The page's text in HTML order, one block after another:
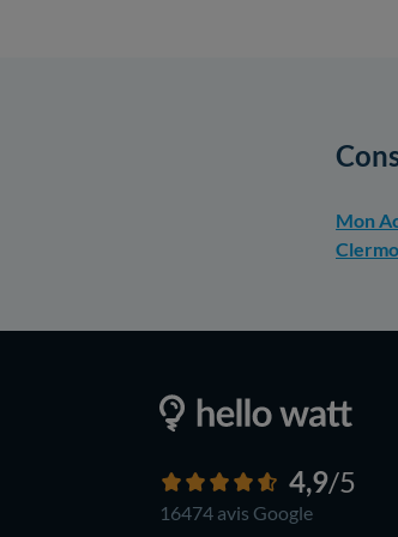
Mon
4,9/5
16474 avis Google